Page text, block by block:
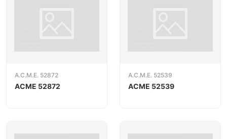
A.C.M.E. 52872
ACME 52872
A.C.M.E. 52539
ACME 52539